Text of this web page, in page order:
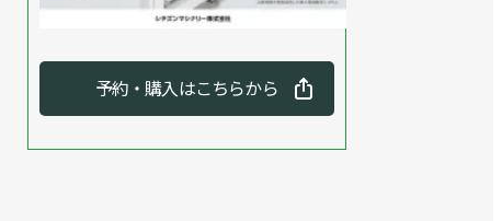
予約・購入はこちらから